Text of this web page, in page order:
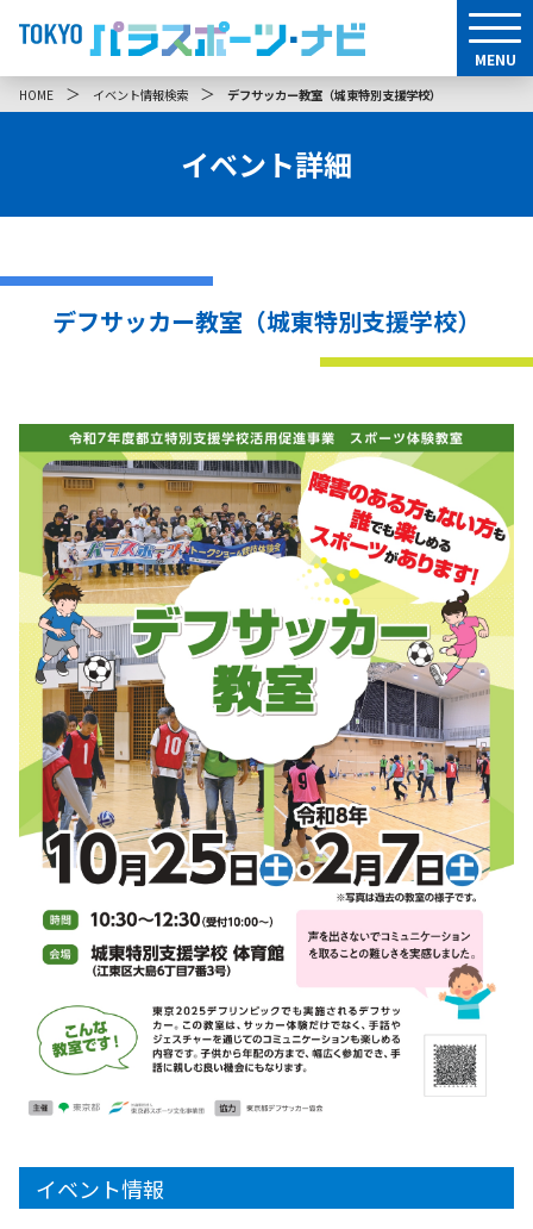
MENU
HOME ＞ イベント情報検索 ＞ デフサッカー教室（城東特別支援学校）
イベント詳細
デフサッカー教室（城東特別支援学校）
イベント情報